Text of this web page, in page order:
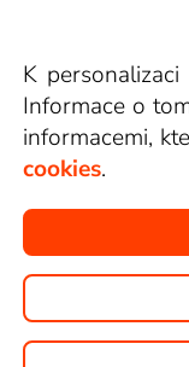
K
Informace o
informacemi,
cookies.